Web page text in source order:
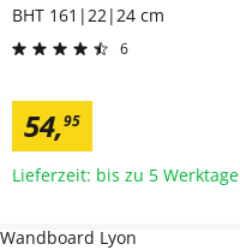
BHT 161|22|24 cm
6
54,95
Lieferzeit: bis zu 5 Werktage
Wandboard Lyon